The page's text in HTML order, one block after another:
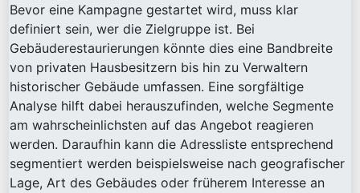
Bevor eine Kampagne gestartet wird, muss klar
definiert sein, wer die Zielgruppe ist. Bei
Gebäuderestaurierungen könnte dies eine Bandbreite
von privaten Hausbesitzern bis hin zu Verwaltern
historischer Gebäude umfassen. Eine sorgfältige
Analyse hilft dabei herauszufinden, welche Segmente
am wahrscheinlichsten auf das Angebot reagieren
werden. Daraufhin kann die Adressliste entsprechend
segmentiert werden beispielsweise nach geografischer
Lage, Art des Gebäudes oder früherem Interesse an